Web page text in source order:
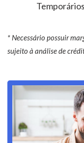
* Necessário possuir
sujeito à análise de